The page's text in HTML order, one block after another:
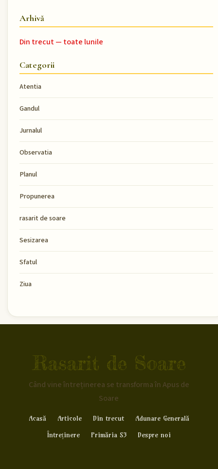
Arhivă
Din trecut — toate lunile
Categorii
Atentia
Gandul
Jurnalul
Observatia
Planul
Propunerea
rasarit de soare
Sesizarea
Sfatul
Ziua
Rasarit de Soare
Când vine întreținerea se transforma în Apus de
Soare
Acasă Articole Din trecut
Adunare Generală
Întreținere
Primăria S3 Despre noi